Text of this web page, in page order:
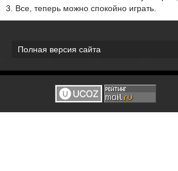
3. Все, теперь можно спокойно играть.
Полная версия сайта